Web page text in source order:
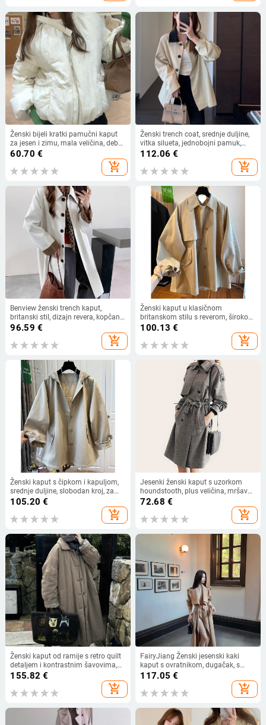
Ženski bijeli kratki pamučni kaput
za jesen i zimu, mala veličina, debeli
punjeni kaput, okrugli ovratnik s
60.70 €
add_shopping_cart
Ženski trench coat, srednje duljine,
vitka silueta, jednobojni pamuk,
jesen 2025
112.06 €
add_shopping_cart
Benview ženski trench kaput,
britanski stil, dizajn revera, kopčanje
na vezivanje, ležerni kroj
96.59 €
add_shopping_cart
Ženski kaput u klasičnom
britanskom stilu s reverom, širokog
kroja, srednja duljina, dizajn
100.13 €
add_shopping_cart
Ženski kaput s čipkom i kapuljom,
srednje duljine, slobodan kroj, za
proljeće i jesen 2026
105.20 €
add_shopping_cart
Jesenki ženski kaput s uzorkom
houndstooth, plus veličina, mršav
kroj, dugi rukavi, srednja duljina
72.68 €
add_shopping_cart
Ženski kaput od ramije s retro quilt
detaljem i kontrastnim šavovima,
dug, udoban kroj, model B1135
155.82 €
add_shopping_cart
FairyJiang Ženski jesenski kaki
kaput s ovratnikom, dugačak, s
pojasom, casual elegantna vanjska
117.05 €
add_shopping_cart